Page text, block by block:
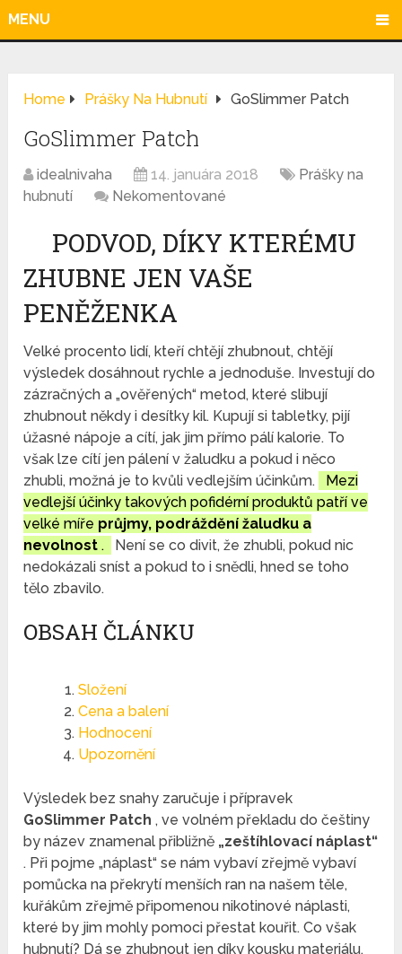
MENU
Home Prášky Na Hubnutí GoSlimmer Patch
GoSlimmer Patch
idealnivaha 14. januára 2018
Prášky na
hubnutí
Nekomentované
PODVOD, DÍKY KTERÉMU
ZHUBNE JEN VAŠE
PENĚŽENKA
Velké procento lidí, kteří chtějí zhubnout, chtějí
výsledek dosáhnout rychle a jednoduše. Investují do
zázračných a „ověřených“ metod, které slibují
zhubnout někdy i desítky kil. Kupují si tabletky, pijí
úžasné nápoje a cítí, jak jim přímo pálí kalorie. To
však lze cítí jen pálení v žaludku a pokud i něco
zhubli, možná je to kvůli vedlejším účinkům.
Mezi
vedlejší účinky takových pofidérní produktů patří ve
velké míře průjmy, podráždění žaludku a
nevolnost.
Není se co divit, že zhubli, pokud nic
nedokázali sníst a pokud to i snědli, hned se toho
tělo zbavilo.
OBSAH ČLÁNKU
Složení
Cena a balení
Hodnocení
Upozornění
Výsledek bez snahy zaručuje i přípravek
GoSlimmer Patch, ve volném překladu do češtiny
by název znamenal přibližně „zeštíhlovací náplast“
. Při pojme „náplast“ se nám vybaví zřejmě vybaví
pomůcka na překrytí menších ran na našem těle,
kuřákům zřejmě připomenou nikotinové náplasti,
které by jim mohly pomoci přestat kouřit. Co však
hubnutí? Dá se zhubnout jen díky kousku materiálu,